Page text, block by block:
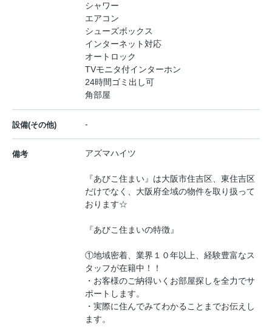
シャワー
エアコン
シューズボックス
インターネット対応
オートロック
TVモニタ付インターホン
24時間ゴミ出し可
角部屋
設備(その他) -
備考 アズマハイツ
『あびこ住まい』は大阪市住吉区、東住吉区
だけでなく、大阪府全域の物件を取り扱って
おります☆
『あびこ住まいの特徴』
①地域密着、業界１０年以上、経験豊富なス
タッフが在籍中！！
・お客様のご納得いくお部屋探しを全力でサ
ポートします。
・実際に住んでみてわかることまでお伝えし
ます。